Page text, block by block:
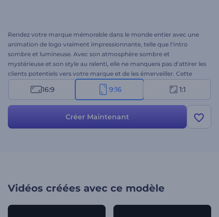
Rendez votre marque mémorable dans le monde entier avec une
animation de logo vraiment impressionnante, telle que l'Intro
sombre et lumineuse. Avec son atmosphère sombre et
mystérieuse et son style au ralenti, elle ne manquera pas d'attirer les
clients potentiels vers votre marque et de les émerveiller. Cette
animation de logo transmet passion, dynamisme et créativité - tout
ce qu'il faut pour présenter un événement d'entreprise, un
Télécharge ton logo, tape ton slogan et reçois un logo animé de
manière professionnelle en quelques minutes. Essaie-le maintenant
16:9 9:16 1:1
Créer Maintenant
Vidéos créées avec ce modèle